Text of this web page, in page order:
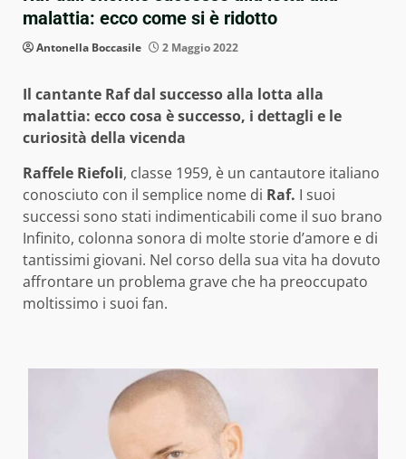
malattia: ecco come si è ridotto
Antonella Boccasile 2 Maggio 2022
Il cantante Raf dal successo alla lotta alla
malattia: ecco cosa è successo, i dettagli e le
curiosità della vicenda
Raffele Riefoli, classe 1959, è un cantautore italiano
conosciuto con il semplice nome di Raf. I suoi
successi sono stati indimenticabili come il suo brano
Infinito, colonna sonora di molte storie d’amore e di
tantissimi giovani. Nel corso della sua vita ha dovuto
affrontare un problema grave che ha preoccupato
moltissimo i suoi fan.